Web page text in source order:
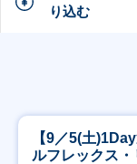
り込む
【9／5(土
ルフレックス